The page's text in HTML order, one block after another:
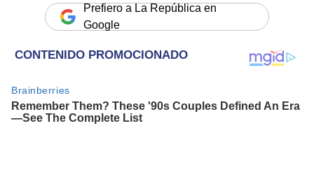
Prefiero a La República en
Google